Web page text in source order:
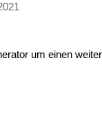
um einen